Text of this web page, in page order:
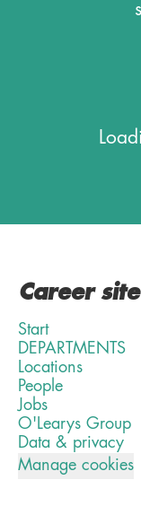
Career site
Start
DEPARTMENTS
Locations
People
Jobs
O'Learys Group
Data & privacy
Manage cookies